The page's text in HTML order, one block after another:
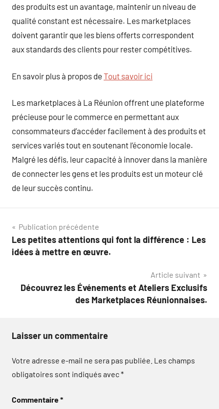
des produits est un avantage, maintenir un niveau de
qualité constant est nécessaire. Les marketplaces
doivent garantir que les biens offerts correspondent
aux standards des clients pour rester compétitives.
En savoir plus à propos de Tout savoir ici
Les marketplaces à La Réunion offrent une plateforme
précieuse pour le commerce en permettant aux
consommateurs d’accéder facilement à des produits et
services variés tout en soutenant l’économie locale.
Malgré les défis, leur capacité à innover dans la manière
de connecter les gens et les produits est un moteur clé
de leur succès continu.
Navigation
de
Publication précédente
Les petites attentions qui font la différence : Les
idées à mettre en œuvre.
Article suivant
Découvrez les Événements et Ateliers Exclusifs
des Marketplaces Réunionnaises.
Laisser un commentaire
Votre adresse e-mail ne sera pas publiée. Les champs
obligatoires sont indiqués avec*
Commentaire*